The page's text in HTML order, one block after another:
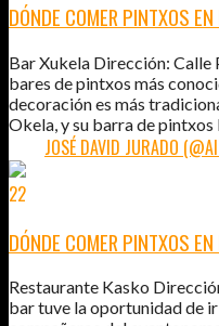
DÓNDE COMER PINTXOS
Bar Xukela Dirección: Calle
bares de pintxos más
decoración es más
Okela, y su barra de pintxos
JOSÉ DAVID JURADO
22
DÓNDE COMER PINTXOS
Restaurante Kasko
bar tuve la oportunidad de